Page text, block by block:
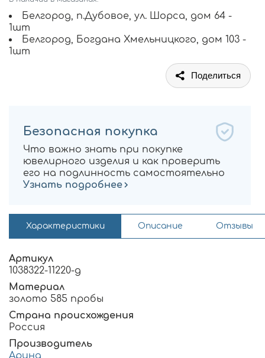
Белгород, п.Дубовое, ул. Шорса, дом 64 -
1шт
Белгород, Богдана Хмельницкого, дом 103 -
1шт
Поделиться
Безопасная покупка
Что важно знать при покупке
ювелирного изделия и как проверить
его на подлинность самостоятельно
Узнать подробнее
Характеристики Описание Отзывы
Артикул
1038322-11220-g
Материал
золото 585 пробы
Страна происхождения
Россия
Производитель